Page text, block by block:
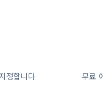
정합니다
무료